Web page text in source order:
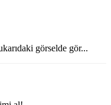
görselde gör...